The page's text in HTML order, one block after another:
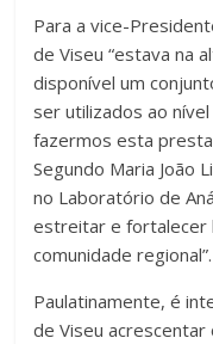
Para a vice-
de Viseu “estava na
disponível um
ser utilizados ao
fazermos esta
Segundo Maria João
no Laboratório de
estreitar e fortalecer
comunidade regional”.
Paulatinamente, é
de Viseu